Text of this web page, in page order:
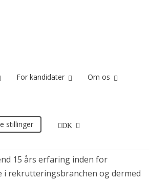
For kandidater Om os
stillinger DK
RISHEDE
15 års erfaring inden for
i rekrutteringsbranchen og dermed